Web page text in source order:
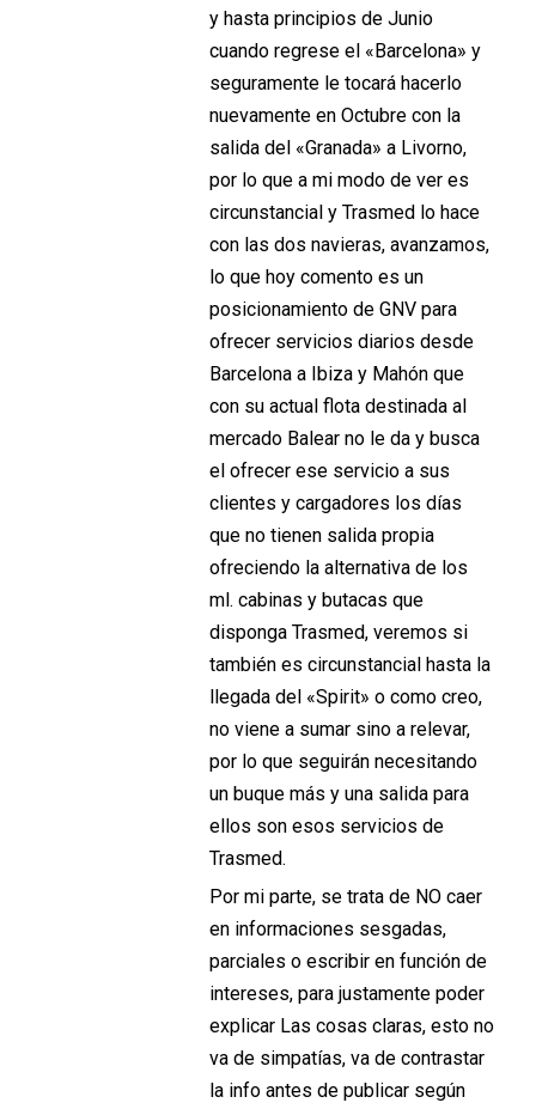
y hasta principios de Junio
cuando regrese el «Barcelona» y
seguramente le tocará hacerlo
nuevamente en Octubre con la
salida del «Granada» a Livorno,
por lo que a mi modo de ver es
circunstancial y Trasmed lo hace
con las dos navieras, avanzamos,
lo que hoy comento es un
posicionamiento de GNV para
ofrecer servicios diarios desde
Barcelona a Ibiza y Mahón que
con su actual flota destinada al
mercado Balear no le da y busca
el ofrecer ese servicio a sus
clientes y cargadores los días
que no tienen salida propia
ofreciendo la alternativa de los
ml. cabinas y butacas que
disponga Trasmed, veremos si
también es circunstancial hasta la
llegada del «Spirit» o como creo,
no viene a sumar sino a relevar,
por lo que seguirán necesitando
un buque más y una salida para
ellos son esos servicios de
Trasmed.
Por mi parte, se trata de NO caer
en informaciones sesgadas,
parciales o escribir en función de
intereses, para justamente poder
explicar Las cosas claras, esto no
va de simpatías, va de contrastar
la info antes de publicar según